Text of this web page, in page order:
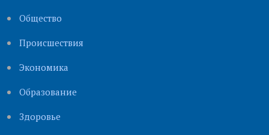
Общество
Происшествия
Экономика
Образование
Здоровье